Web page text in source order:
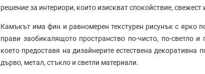
решение за интериори, които изискват спокойствие,
Камъкът има фин и равномерен текстурен рисунък с ярко
прави заобикалящото пространство по-чисто, по-светло
което предоставя на дизайнерите естествена
дърво, метал, стъкло и светли материали.